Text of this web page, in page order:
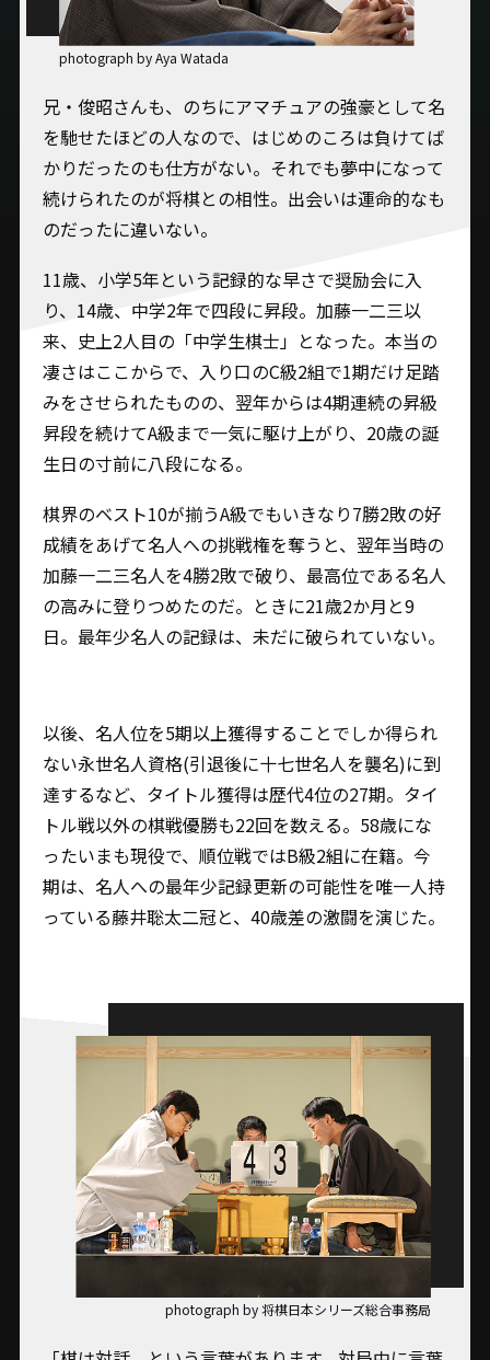
photograph by Aya Watada
兄・俊昭さんも、のちにアマチュアの強豪として名
を馳せたほどの人なので、はじめのころは負けてば
かりだったのも仕方がない。それでも夢中になって
続けられたのが将棋との相性。出会いは運命的なも
のだったに違いない。
11歳、小学5年という記録的な早さで奨励会に入
り、14歳、中学2年で四段に昇段。加藤一二三以
来、史上2人目の「中学生棋士」となった。本当の
凄さはここからで、入り口のC級2組で1期だけ足踏
みをさせられたものの、翌年からは4期連続の昇級
昇段を続けてA級まで一気に駆け上がり、20歳の誕
生日の寸前に八段になる。
棋界のベスト10が揃うA級でもいきなり7勝2敗の好
成績をあげて名人への挑戦権を奪うと、翌年当時の
加藤一二三名人を4勝2敗で破り、最高位である名人
の高みに登りつめたのだ。ときに21歳2か月と9
日。最年少名人の記録は、未だに破られていない。
以後、名人位を5期以上獲得することでしか得られ
ない永世名人資格(引退後に十七世名人を襲名)に到
達するなど、タイトル獲得は歴代4位の27期。タイ
トル戦以外の棋戦優勝も22回を数える。58歳にな
ったいまも現役で、順位戦ではB級2組に在籍。今
期は、名人への最年少記録更新の可能性を唯一人持
っている藤井聡太二冠と、40歳差の激闘を演じた。
photograph by 将棋日本シリーズ総合事務局